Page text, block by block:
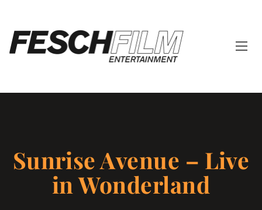
Sunrise Avenue – Live
in Wonderland